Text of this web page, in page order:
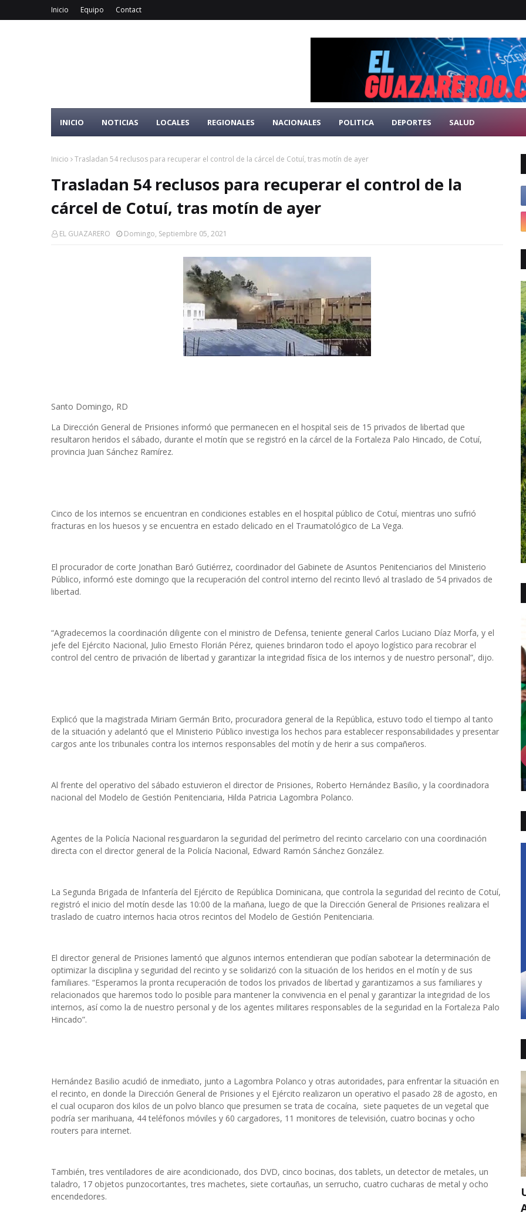
Inicio Equipo Contact
INICIO NOTICIAS LOCALES REGIONALES NACIONALES POLITICA DEPORTES SALUD
Inicio Trasladan 54 reclusos para recuperar el control de la cárcel de Cotuí, tras motín de ayer
Trasladan 54 reclusos para recuperar el control de la
cárcel de Cotuí, tras motín de ayer
EL GUAZARERO Domingo, Septiembre 05, 2021
Santo Domingo, RD
La Dirección General de Prisiones informó que permanecen en el hospital seis de 15 privados de libertad que
resultaron heridos el sábado, durante el motín que se registró en la cárcel de la Fortaleza Palo Hincado, de Cotuí,
provincia Juan Sánchez Ramírez.
Cinco de los internos se encuentran en condiciones estables en el hospital público de Cotuí, mientras uno sufrió
fracturas en los huesos y se encuentra en estado delicado en el Traumatológico de La Vega.
El procurador de corte Jonathan Baró Gutiérrez, coordinador del Gabinete de Asuntos Penitenciarios del Ministerio
Público, informó este domingo que la recuperación del control interno del recinto llevó al traslado de 54 privados de
libertad.
“Agradecemos la coordinación diligente con el ministro de Defensa, teniente general Carlos Luciano Díaz Morfa, y el
jefe del Ejército Nacional, Julio Ernesto Florián Pérez, quienes brindaron todo el apoyo logístico para recobrar el
control del centro de privación de libertad y garantizar la integridad física de los internos y de nuestro personal”, dijo.
Explicó que la magistrada Miriam Germán Brito, procuradora general de la República, estuvo todo el tiempo al tanto
de la situación y adelantó que el Ministerio Público investiga los hechos para establecer responsabilidades y presentar
cargos ante los tribunales contra los internos responsables del motín y de herir a sus compañeros.
Al frente del operativo del sábado estuvieron el director de Prisiones, Roberto Hernández Basilio, y la coordinadora
nacional del Modelo de Gestión Penitenciaria, Hilda Patricia Lagombra Polanco.
Agentes de la Policía Nacional resguardaron la seguridad del perímetro del recinto carcelario con una coordinación
directa con el director general de la Policía Nacional, Edward Ramón Sánchez González.
La Segunda Brigada de Infantería del Ejército de República Dominicana, que controla la seguridad del recinto de Cotuí,
registró el inicio del motín desde las 10:00 de la mañana, luego de que la Dirección General de Prisiones realizara el
traslado de cuatro internos hacia otros recintos del Modelo de Gestión Penitenciaria.
El director general de Prisiones lamentó que algunos internos entendieran que podían sabotear la determinación de
optimizar la disciplina y seguridad del recinto y se solidarizó con la situación de los heridos en el motín y de sus
familiares. “Esperamos la pronta recuperación de todos los privados de libertad y garantizamos a sus familiares y
relacionados que haremos todo lo posible para mantener la convivencia en el penal y garantizar la integridad de los
internos, así como la de nuestro personal y de los agentes militares responsables de la seguridad en la Fortaleza Palo
Hincado”.
Hernández Basilio acudió de inmediato, junto a Lagombra Polanco y otras autoridades, para enfrentar la situación en
el recinto, en donde la Dirección General de Prisiones y el Ejército realizaron un operativo el pasado 28 de agosto, en
el cual ocuparon dos kilos de un polvo blanco que presumen se trata de cocaína, siete paquetes de un vegetal que
podría ser marihuana, 44 teléfonos móviles y 60 cargadores, 11 monitores de televisión, cuatro bocinas y ocho
routers para internet.
También, tres ventiladores de aire acondicionado, dos DVD, cinco bocinas, dos tablets, un detector de metales, un
taladro, 17 objetos punzocortantes, tres machetes, siete cortauñas, un serrucho, cuatro cucharas de metal y ocho
encendedores.